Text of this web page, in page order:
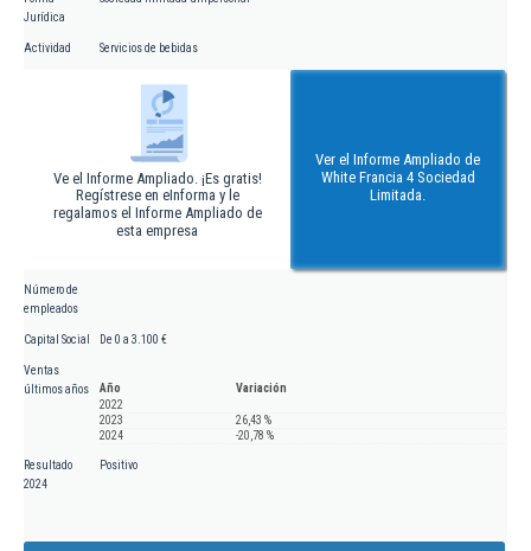
Jurídica
Actividad Servicios de bebidas
Ve el Informe Ampliado. ¡Es gratis!
Regístrese en eInforma y le
regalamos el Informe Ampliado de
esta empresa
Ver el Informe Ampliado de
White Francia 4 Sociedad
Limitada.
Número de
empleados
Capital Social De 0 a 3.100 €
Ventas
últimos años
Año
Variación
2022
2023
26,43 %
2024
-20,78 %
Resultado
2024
Positivo